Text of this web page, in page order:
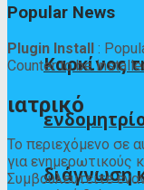
Καρκίνος
διάγνωση
Popular News
Plugin Install :
Counter to be
ιατρικό
Το περιεχόμενο σε
για ενημερωτικούς
Συμβουλευτείτε